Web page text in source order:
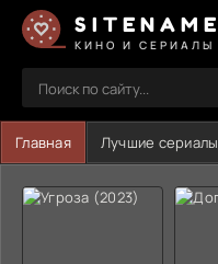
SITENAME
КИНО И СЕРИАЛЫ
Главная Лучшие сериалы